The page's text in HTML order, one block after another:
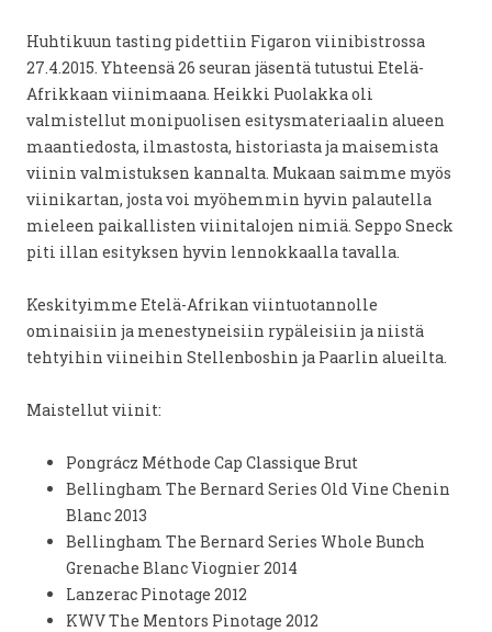
Huhtikuun tasting pidettiin Figaron viinibistrossa
27.4.2015. Yhteensä 26 seuran jäsentä tutustui Etelä-
Afrikkaan viinimaana. Heikki Puolakka oli
valmistellut monipuolisen esitysmateriaalin alueen
maantiedosta, ilmastosta, historiasta ja maisemista
viinin valmistuksen kannalta. Mukaan saimme myös
viinikartan, josta voi myöhemmin hyvin palautella
mieleen paikallisten viinitalojen nimiä. Seppo Sneck
piti illan esityksen hyvin lennokkaalla tavalla.
Keskityimme Etelä-Afrikan viintuotannolle
ominaisiin ja menestyneisiin rypäleisiin ja niistä
tehtyihin viineihin Stellenboshin ja Paarlin alueilta.
Maistellut viinit:
Pongrácz Méthode Cap Classique Brut
Bellingham The Bernard Series Old Vine Chenin
Blanc 2013
Bellingham The Bernard Series Whole Bunch
Grenache Blanc Viognier 2014
Lanzerac Pinotage 2012
KWV The Mentors Pinotage 2012